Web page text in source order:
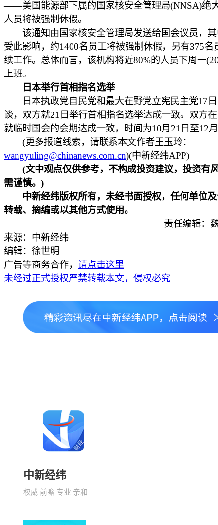
——美国能源部下属的国家核安全管理局(NNSA)绝
人员将被强制休假。
该通知由国家核安全管理局发送给国会议员，其
受此影响，约1400名员工将被强制休假，另有375名
续工作。总体而言，该机构将近80%的人员下周一
上班。
日本举行首相指名选举
日本执政党自民党和最大在野党立宪民主党17日
谈，双方就21日举行首相指名选举达成一致。双方
就临时国会的会期达成一致，时间为10月21日至12
(更多报道线索，请联系本文作者王玉玲：
wangyuling@chinanews.com.cn)(中新经纬APP)
(文中观点仅供参考，不构成投资建议，投资有
需谨慎。)
中新经纬版权所有，未经书面授权，任何单位及
转载、摘编或以其他方式使用。
责任编辑：
来源：中新经纬
编辑：徐世明
广告等商务合作， 请点击这里
未经过正式授权严禁转载本文，侵权必究
中新经纬
权威 前瞻 专业 亲和